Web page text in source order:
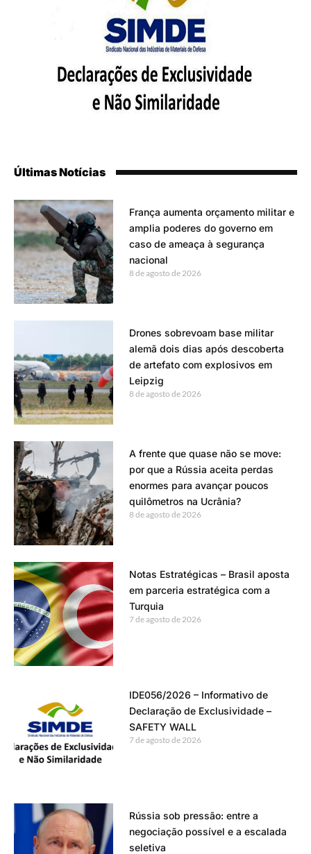
Últimas Notícias
França aumenta orçamento militar e
amplia poderes do governo em
caso de ameaça à segurança
nacional
8 de agosto de 2026
Drones sobrevoam base militar
alemã dois dias após descoberta
de artefato com explosivos em
Leipzig
8 de agosto de 2026
A frente que quase não se move:
por que a Rússia aceita perdas
enormes para avançar poucos
quilômetros na Ucrânia?
8 de agosto de 2026
Notas Estratégicas – Brasil aposta
em parceria estratégica com a
Turquia
7 de agosto de 2026
IDE056/2026 – Informativo de
Declaração de Exclusividade –
SAFETY WALL
7 de agosto de 2026
Rússia sob pressão: entre a
negociação possível e a escalada
seletiva